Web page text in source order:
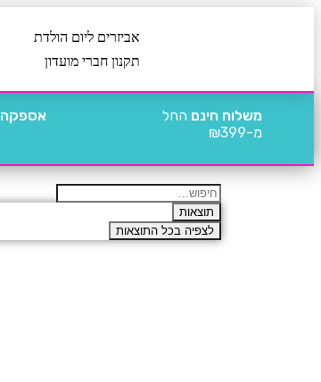
אביזרים ליום הולדת
תקנון חברי מועדון
משלוח חינם החל
מ-₪399
אספקה
תוצאות
לצפיה בכל התוצאות